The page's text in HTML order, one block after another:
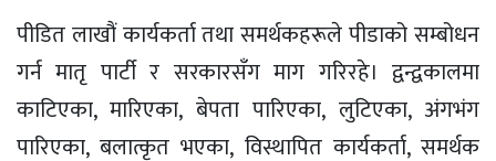
पीडित लाखौं कार्यकर्ता तथा समर्थकहरूले पीडाको सम्बोधन
गर्न मातृ पार्टी र सरकारसँग माग गरिरहे। द्वन्द्वकालमा
काटिएका, मारिएका, बेपता पारिएका, लुटिएका, अंगभंग
पारिएका, बलात्कृत भएका, विस्थापित कार्यकर्ता, समर्थक